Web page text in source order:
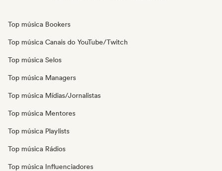
Top música Bookers
Top música Canais do YouTube/Twitch
Top música Selos
Top música Managers
Top música Mídias/Jornalistas
Top música Mentores
Top música Playlists
Top música Rádios
Top música Influenciadores